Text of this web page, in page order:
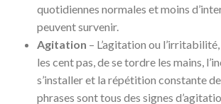
quotidiennes normales et moins
peuvent survenir.
Agitation – L’agitation ou
les cent pas, de se tordre les mains,
s’installer et la répétition constante
phrases sont tous des signes